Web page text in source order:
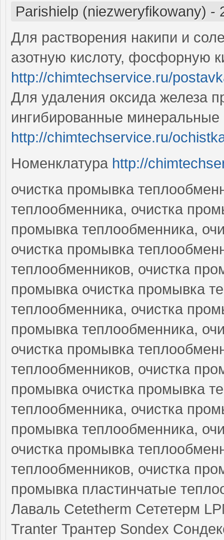
Parishielp (niezweryfikowany) -
Для растворения накипи и
азотную кислоту, фосфорную
http://chimtechservice.ru/
Для удаления оксида железа
ингибированные минеральные
http://chimtechservice.ru/
Номенклатура http://
очистка промывка
теплообменника, очистка
промывка теплообменника,
очистка промывка
теплообменников, очистка
промывка очистка промывка
теплообменника, очистка
промывка теплообменника,
очистка промывка
теплообменников, очистка
промывка очистка промывка
теплообменника, очистка
промывка теплообменника,
очистка промывка
теплообменников, очистка
промывка пластинчатые
Лаваль Cetetherm Сететерм
Tranter Трантер Sondex